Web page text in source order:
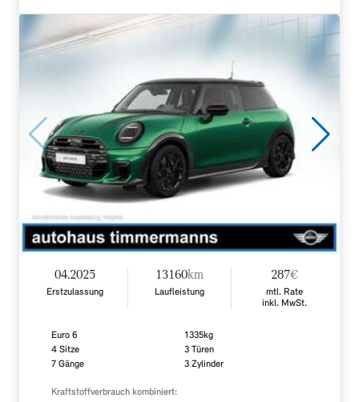
04.2025
Erstzulassung
13160km
Laufleistung
287€
mtl. Rate
inkl. MwSt.
Euro 6
4 Sitze
7 Gänge
1335kg
3 Türen
3 Zylinder
Kraftstoffverbrauch kombiniert: